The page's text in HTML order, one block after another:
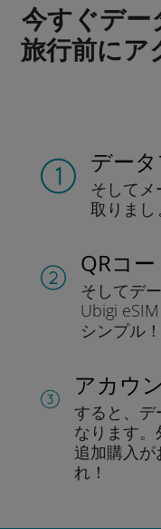
今すぐデー
旅行前にア
デー
そしてメ
取りまし
QRコ
そしてデ
Ubigi
シンプル！
アカウ
すると、デ
なります。
追加購入が
れ！